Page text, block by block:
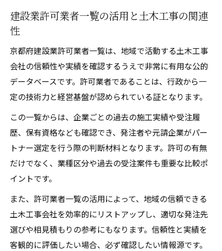
建設業許可業者一覧の活用と土木工事の関連
性
京都府建設業許可業者一覧は、地域で活動する土木工事
会社の信頼性や実績を確認するうえで非常に有用な公的
データベースです。許可業者であることは、行政から一
定の技術力と経営基盤が認められている証となります。
この一覧からは、企業ごとの過去の施工実績や受注履
歴、保有資格なども確認でき、発注者や元請企業がパー
トナー選定を行う際の判断材料となります。許可の有無
だけでなく、業種区分や過去の受注案件も重要な比較ポ
イントです。
また、許可業者一覧の活用によって、地域の信頼できる
土木工事会社を効率的にリストアップし、適切な発注先
選びや相見積もりの参考にもなります。信頼性と実績を
客観的に評価したい場合、必ず確認したい情報源です。